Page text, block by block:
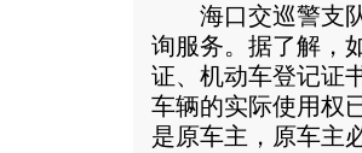
海口交巡警支队
询服务。据了解，
证、机动车登记证
车辆的实际使用权
是原车主，原车主